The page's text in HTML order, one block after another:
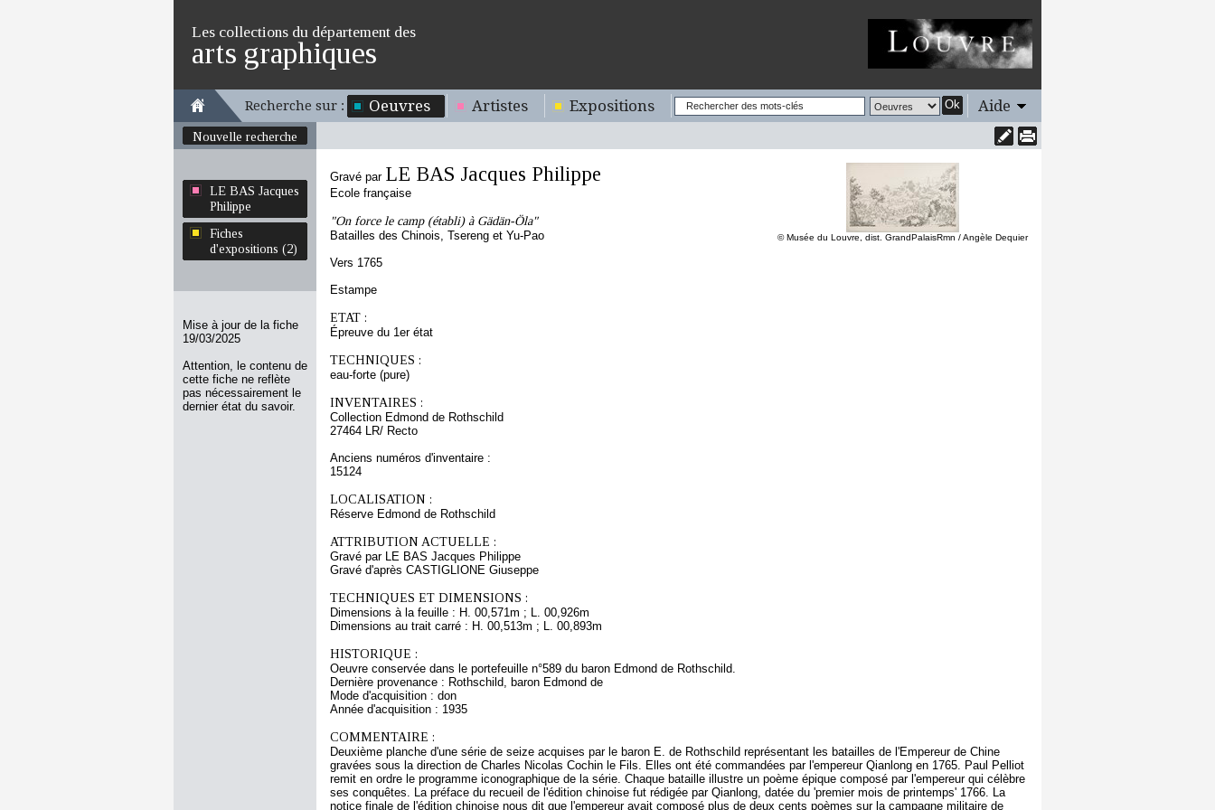
Les collections du département des
arts graphiques
Recherche sur : Oeuvres Artistes Expositions Ok Aide
Nouvelle recherche
LE BAS Jacques
Philippe
Fiches
d'expositions (2)
Mise à jour de la fiche
19/03/2025
Attention, le contenu de
cette fiche ne reflète
pas nécessairement le
dernier état du savoir.
© Musée du Louvre, dist. GrandPalaisRmn / Angèle Dequier
Gravé par LE BAS Jacques Philippe
Ecole française
"On force le camp (établi) à Gädän-Öla"
Batailles des Chinois, Tsereng et Yu-Pao
Vers 1765
Estampe
ETAT :
Épreuve du 1er état
TECHNIQUES :
eau-forte (pure)
INVENTAIRES :
Collection Edmond de Rothschild
27464 LR/ Recto
Anciens numéros d'inventaire :
15124
LOCALISATION :
Réserve Edmond de Rothschild
ATTRIBUTION ACTUELLE :
Gravé par LE BAS Jacques Philippe
Gravé d'après CASTIGLIONE Giuseppe
TECHNIQUES ET DIMENSIONS :
Dimensions à la feuille : H. 00,571m ; L. 00,926m
Dimensions au trait carré : H. 00,513m ; L. 00,893m
HISTORIQUE :
Oeuvre conservée dans le portefeuille n°589 du baron Edmond de Rothschild.
Dernière provenance : Rothschild, baron Edmond de
Mode d'acquisition : don
Année d'acquisition : 1935
COMMENTAIRE :
Deuxième planche d'une série de seize acquises par le baron E. de Rothschild représentant les batailles de l'Empereur de Chine
gravées sous la direction de Charles Nicolas Cochin le Fils. Elles ont été commandées par l'empereur Qianlong en 1765. Paul Pelliot
remit en ordre le programme iconographique de la série. Chaque bataille illustre un poème épique composé par l'empereur qui célèbre
ses conquêtes. La préface du recueil de l'édition chinoise fut rédigée par Qianlong, datée du 'premier mois de printemps' 1766. La
notice finale de l'édition chinoise nous dit que l'empereur avait composé plus de deux cents poèmes sur la campagne militaire de